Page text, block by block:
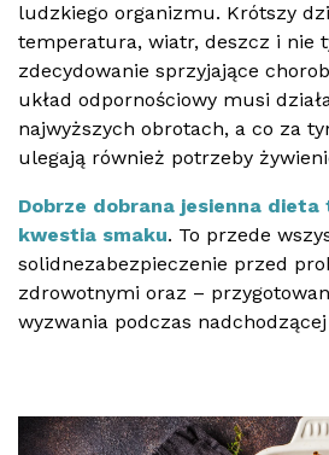
ludzkiego organizmu. Krótszy
temperatura, wiatr, deszcz i nie
zdecydowanie sprzyjające
układ odpornościowy musi
najwyższych obrotach, a co za
ulegają również potrzeby
Dobrze dobrana jesienna
kwestia smaku. To przede
solidnezabezpieczenie przed
zdrowotnymi oraz –
wyzwania podczas